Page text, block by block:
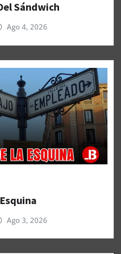
Sándwich
Ago 4, 2026
Ago 3, 2026